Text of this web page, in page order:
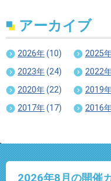
アーカイブ
2026年(10) 2025
2023年(24) 2022
2020年(22) 2019
2017年(17) 2016
2026年8月の開催